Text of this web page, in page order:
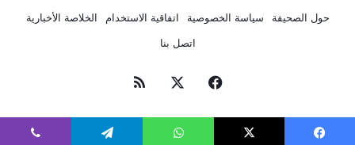
حول الصحيفة
سياسة الخصوصية اتفاقية الاستخدام
الخلاصة الأخبارية
اتصل بنا
فيسبوك ملخص
الموقع